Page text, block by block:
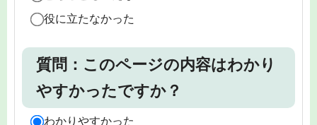
役に立たなかった
質問：このページの内容はわかり
やすかったですか？
わかりやすかった